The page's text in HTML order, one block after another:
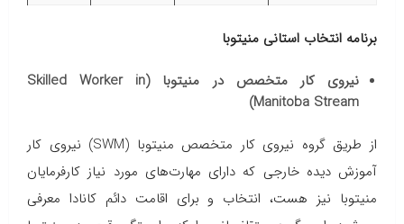
برنامه انتخاب استانی منیتوبا
نیروی کار متخصص در منیتوبا (Skilled Worker in
Manitoba Stream)
از طریق گروه نیروی کار متخصص منیتوبا (SWM) نیروی‌ کار
آموزش دیده خارجی که دارای مهارت‌های مورد نیاز کارفرمایان
منیتوبا نیز هست، انتخاب و برای اقامت دائم کانادا معرفی